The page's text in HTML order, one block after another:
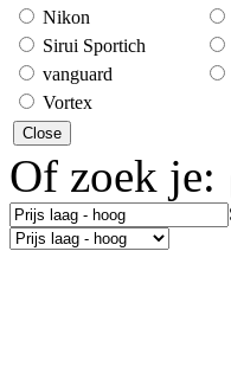
Nikon
Sirui Sportich
vanguard
Vortex
Close
Of zoek je: